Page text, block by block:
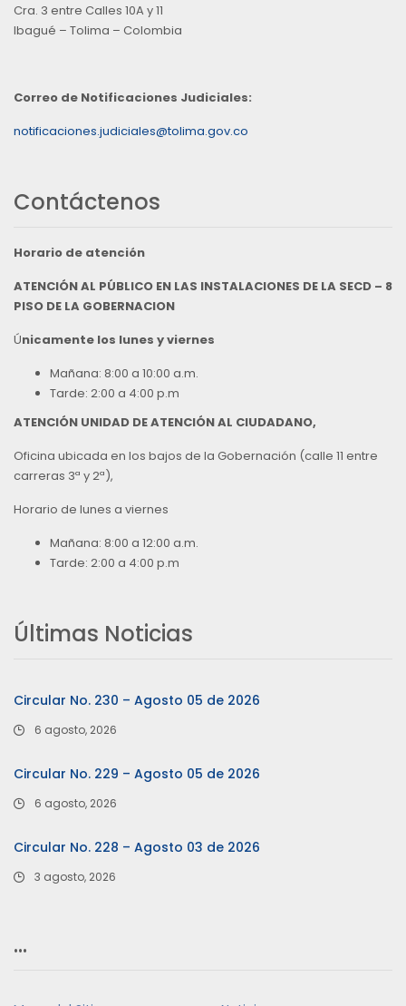
Cra. 3 entre Calles 10A y 11
Ibagué – Tolima – Colombia
Correo de Notificaciones Judiciales:
notificaciones.judiciales@tolima.gov.co
Contáctenos
Horario de atención
ATENCIÓN AL PÚBLICO EN LAS INSTALACIONES DE LA SECD – 8
PISO DE LA GOBERNACION
Únicamente los lunes y viernes
Mañana: 8:00 a 10:00 a.m.
Tarde: 2:00 a 4:00 p.m
ATENCIÓN UNIDAD DE ATENCIÓN AL CIUDADANO,
Oficina ubicada en los bajos de la Gobernación (calle 11 entre
carreras 3ª y 2ª),
Horario de lunes a viernes
Mañana: 8:00 a 12:00 a.m.
Tarde: 2:00 a 4:00 p.m
Últimas Noticias
Circular No. 230 – Agosto 05 de 2026
6 agosto, 2026
Circular No. 229 – Agosto 05 de 2026
6 agosto, 2026
Circular No. 228 – Agosto 03 de 2026
3 agosto, 2026
…